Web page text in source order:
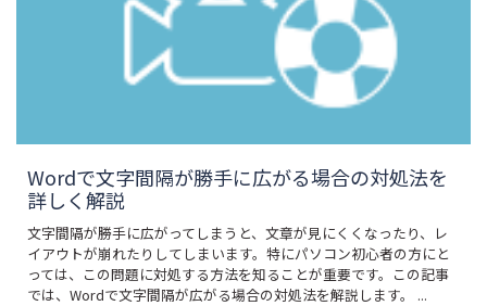
Wordで文字間隔が勝手に広がる場合の対処法を
詳しく解説
文字間隔が勝手に広がってしまうと、文章が見にくくなったり、レ
イアウトが崩れたりしてしまいます。特にパソコン初心者の方にと
っては、この問題に対処する方法を知ることが重要です。この記事
では、Wordで文字間隔が広がる場合の対処法を解説します。 ...